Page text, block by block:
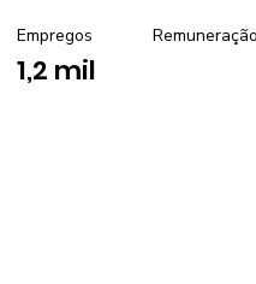
Empregos
1,2 mil